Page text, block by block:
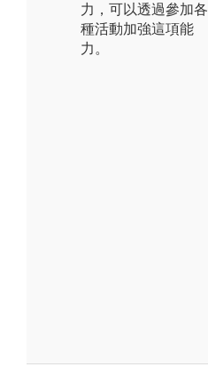
力，可以透過參加各
種活動加強這項能
力。